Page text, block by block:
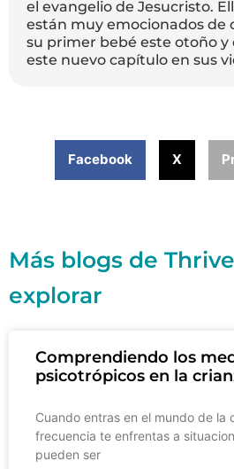
el evangelio de Jesucristo.
están muy emocionados de
su primer bebé este otoño y
este nuevo capítulo en sus
Facebook X
Más blogs de
explorar
Comprendiendo los
psicotrópicos en la
Cuando entras en el mundo de la
frecuencia te enfrentas a
pueden ser